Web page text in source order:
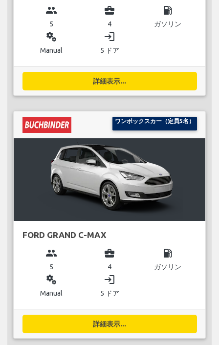
group
5
business_center
4
local_gas_station
ガソリン
miscellaneous_services
Manual
login
5 ドア
詳細表示...
ワンボックスカー（定員5名）
FORD GRAND C-MAX
group
5
business_center
4
local_gas_station
ガソリン
miscellaneous_services
Manual
login
5 ドア
詳細表示...